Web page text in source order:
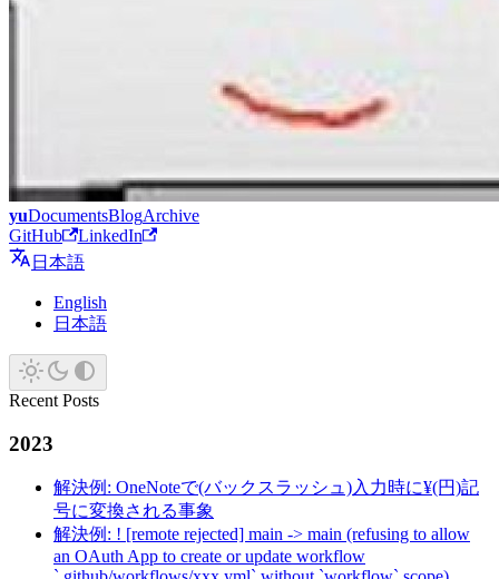
yuDocumentsBlogArchive
GitHub
LinkedIn
日本語
English
日本語
Recent Posts
2023
解決例: OneNoteで(バックスラッシュ)入力時に¥(円)記
号に変換される事象
解決例: ! [remote rejected] main -> main (refusing to allow
an OAuth App to create or update workflow